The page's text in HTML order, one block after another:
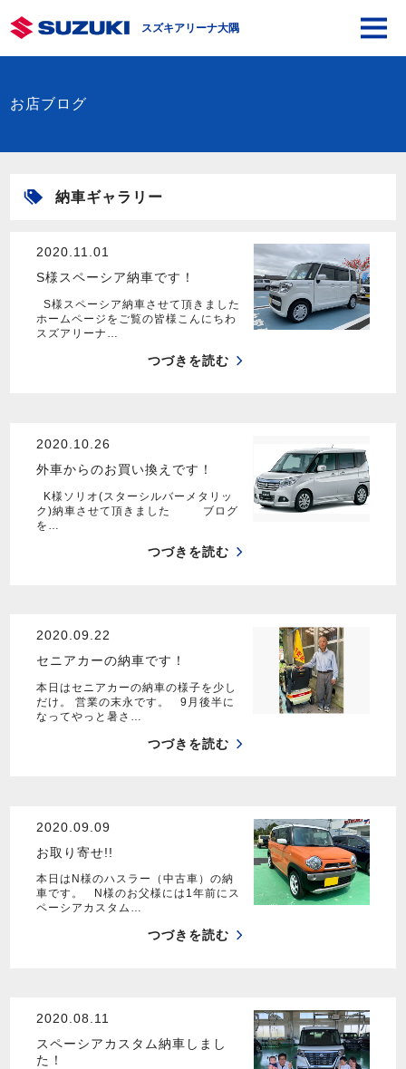
スズキアリーナ大隅
お店ブログ
納車ギャラリー
2020.11.01
S様スペーシア納車です！
S様スペーシア納車させて頂きました
ホームページをご覧の皆様こんにちわ
スズアリーナ…
つづきを読む
2020.10.26
外車からのお買い換えです！
K様ソリオ(スターシルバーメタリッ
ク)納車させて頂きました ブログ
を…
つづきを読む
2020.09.22
セニアカーの納車です！
本日はセニアカーの納車の様子を少し
だけ。 営業の末永です。 9月後半に
なってやっと暑さ…
つづきを読む
2020.09.09
お取り寄せ!!
本日はN様のハスラー（中古車）の納
車です。 N様のお父様には1年前にス
ペーシアカスタム…
つづきを読む
2020.08.11
スペーシアカスタム納車しまし
た！